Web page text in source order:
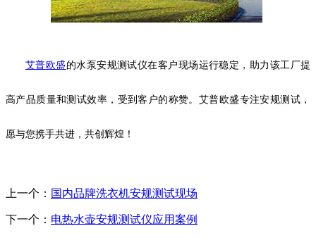
艾普欧盛 的水泵安规测试仪在客户现场运行稳定，助力该工厂提
高产品质量和测试效率，受到客户的称赞。艾普欧盛专注安规测试，
愿与您携手共进，共创辉煌！
上一个： 国内品牌洗衣机安规测试现场
下一个： 电热水壶安规测试仪应用案例